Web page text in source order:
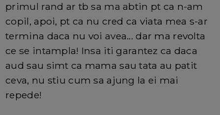
primul rand ar tb sa ma abtin pt ca n-am
copil, apoi, pt ca nu cred ca viata mea s-ar
termina daca nu voi avea... dar ma revolta
ce se intampla! Insa iti garantez ca daca
aud sau simt ca mama sau tata au patit
ceva, nu stiu cum sa ajung la ei mai
repede!